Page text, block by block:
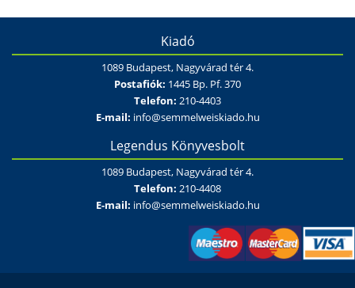
Kiadó
1089 Budapest, Nagyvárad tér 4.
Postafiók: 1445 Bp. Pf. 370
Telefon: 210-4403
E-mail: info@semmelweiskiado.hu
Legendus Könyvesbolt
1089 Budapest, Nagyvárad tér 4.
Telefon: 210-4408
E-mail: info@semmelweiskiado.hu